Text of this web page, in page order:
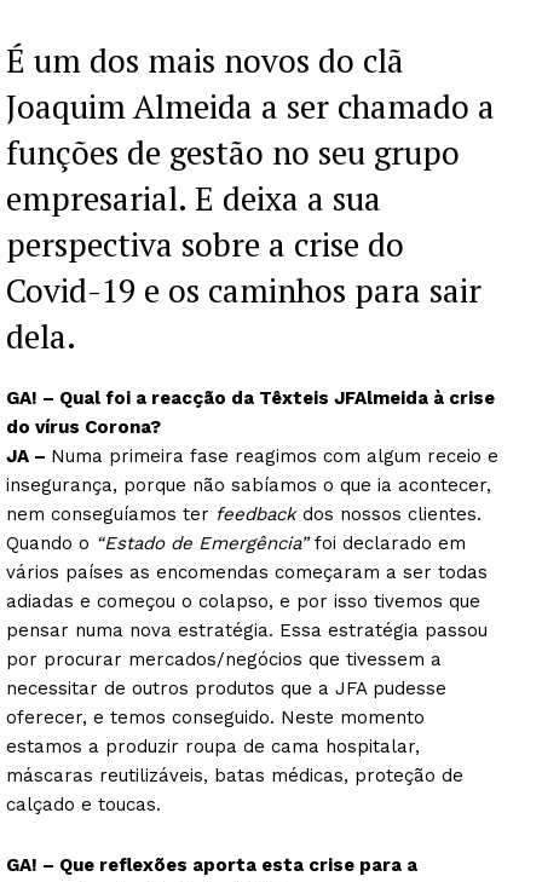
É um dos mais novos do clã
Joaquim Almeida a ser chamado a
funções de gestão no seu grupo
empresarial. E deixa a sua
perspectiva sobre a crise do
Covid-19 e os caminhos para sair
dela.
GA! – Qual foi a reacção da Têxteis JFAlmeida à crise
do vírus Corona?
JA – Numa primeira fase reagimos com algum receio e
insegurança, porque não sabíamos o que ia acontecer,
nem conseguíamos ter feedbackdos nossos clientes.
Quando o “Estado de Emergência”foi declarado em
vários países as encomendas começaram a ser todas
adiadas e começou o colapso, e por isso tivemos que
pensar numa nova estratégia. Essa estratégia passou
por procurar mercados/negócios que tivessem a
necessitar de outros produtos que a JFA pudesse
oferecer, e temos conseguido. Neste momento
estamos a produzir roupa de cama hospitalar,
máscaras reutilizáveis, batas médicas, proteção de
calçado e toucas.
GA! – Que reflexões aporta esta crise para a